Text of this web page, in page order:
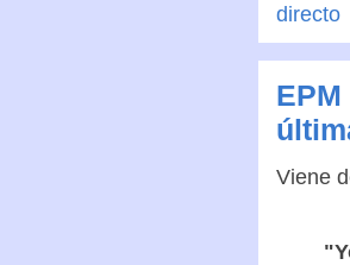
directo
Viene